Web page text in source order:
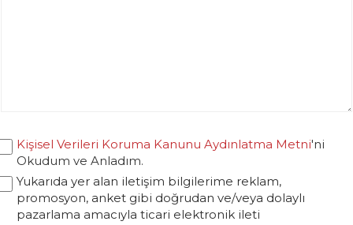
Kişisel Verileri Koruma Kanunu Aydınlatma Metni'ni
Okudum ve Anladım.
Yukarıda yer alan iletişim bilgilerime reklam,
promosyon, anket gibi doğrudan ve/veya dolaylı
pazarlama amacıyla ticari elektronik ileti